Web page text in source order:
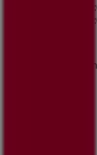
10:00 -
Chystáme se